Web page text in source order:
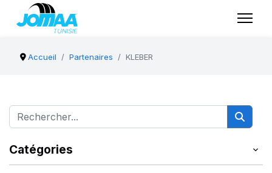
Accueil Partenaires KLEBER
Catégories